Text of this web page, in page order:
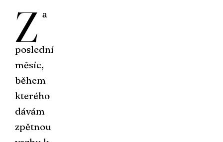
Z a
poslední
měsíc,
během
kterého
dávám
zpětnou